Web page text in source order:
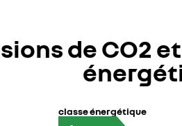
de CO2
classe énergétique